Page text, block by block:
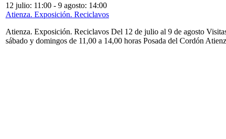
12 julio: 11:00 - 9 agosto: 14:00
Atienza. Exposición. Reciclavos
Atienza. Exposición. Reciclavos Del 12 de julio al 9 de agosto
sábado y domingos de 11,00 a 14,00 horas Posada del Cordón